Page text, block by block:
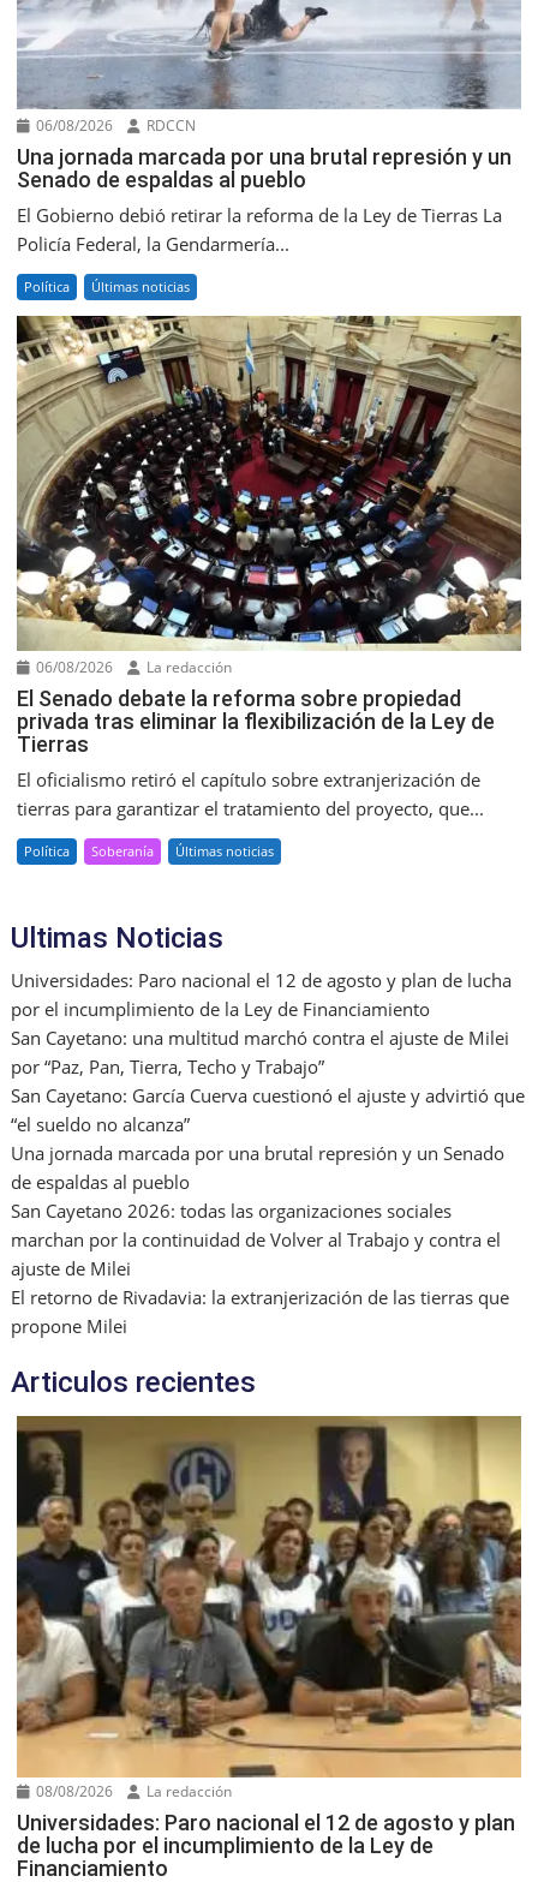
06/08/2026 RDCCN
Una jornada marcada por una brutal represión y un
Senado de espaldas al pueblo
El Gobierno debió retirar la reforma de la Ley de Tierras La
Policía Federal, la Gendarmería...
Política Últimas noticias
06/08/2026 La redacción
El Senado debate la reforma sobre propiedad
privada tras eliminar la flexibilización de la Ley de
Tierras
El oficialismo retiró el capítulo sobre extranjerización de
tierras para garantizar el tratamiento del proyecto, que...
Política Soberanía Últimas noticias
Ultimas Noticias
Universidades: Paro nacional el 12 de agosto y plan de lucha
por el incumplimiento de la Ley de Financiamiento
San Cayetano: una multitud marchó contra el ajuste de Milei
por “Paz, Pan, Tierra, Techo y Trabajo”
San Cayetano: García Cuerva cuestionó el ajuste y advirtió que
“el sueldo no alcanza”
Una jornada marcada por una brutal represión y un Senado
de espaldas al pueblo
San Cayetano 2026: todas las organizaciones sociales
marchan por la continuidad de Volver al Trabajo y contra el
ajuste de Milei
El retorno de Rivadavia: la extranjerización de las tierras que
propone Milei
Articulos recientes
08/08/2026 La redacción
Universidades: Paro nacional el 12 de agosto y plan
de lucha por el incumplimiento de la Ley de
Financiamiento